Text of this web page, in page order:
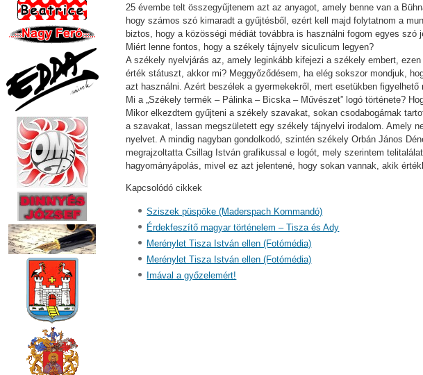
25 évembe telt összegyűjtenem azt az anyagot, amely benne van a
hogy számos szó kimaradt a gyűjtésből, ezért kell majd folytatnom a
biztos, hogy a közösségi médiát továbbra is használni fogom egyes szó
Miért lenne fontos, hogy a székely tájnyelv siculicum legyen?
A székely nyelvjárás az, amely leginkább kifejezi a székely embert,
érték státuszt, akkor mi? Meggyőződésem, ha elég sokszor mondjuk,
azt használni. Azért beszélek a gyermekekről, mert esetükben
Mi a „Székely termék – Pálinka – Bicska – Művészet” logó története?
Mikor elkezdtem gyűjteni a székely szavakat, sokan csodabogárnak
a szavakat, lassan megszületett egy székely tájnyelvi irodalom. Amely
nyelvet. A mindig nagyban gondolkodó, szintén székely Orbán János
megrajzoltatta Csillag István grafikussal e logót, mely szerintem
hagyományápolás, mivel ez azt jelentené, hogy sokan vannak, akik
Kapcsolódó cikkek
Sziszek püspöke (Maderspach Kommandó)
Érdekfeszítő magyar történelem – Tisza és Ady
Merénylet Tisza István ellen (Fotómédia)
Merénylet Tisza István ellen (Fotómédia)
Imával a győzelemért!